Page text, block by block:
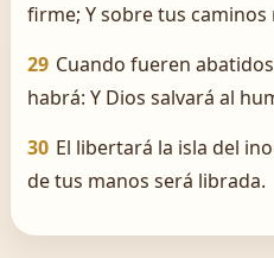
firme; Y sobre tus caminos
29 Cuando fueren
habrá: Y Dios salvará al
30 El libertará la isla del
de tus manos será librada.